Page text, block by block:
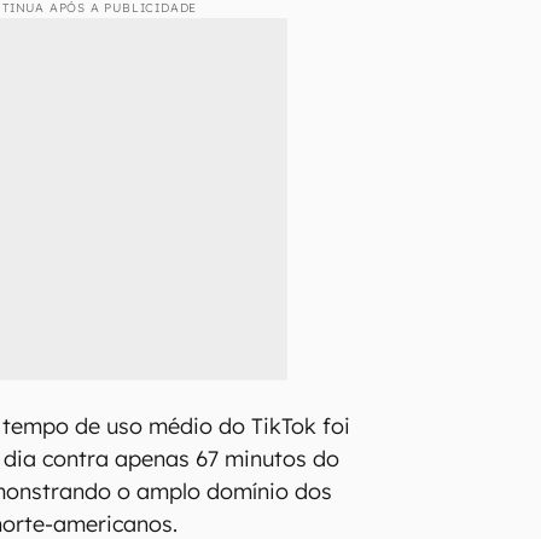
APÓS A PUBLICIDADE
de uso médio do TikTok foi
contra apenas 67 minutos do
o amplo domínio dos
americanos.